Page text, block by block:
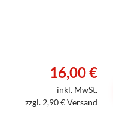
16,00 €
inkl. MwSt.
zzgl. 2,90 € Versand